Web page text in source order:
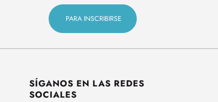
SÍGANOS EN LAS REDES
SOCIALES